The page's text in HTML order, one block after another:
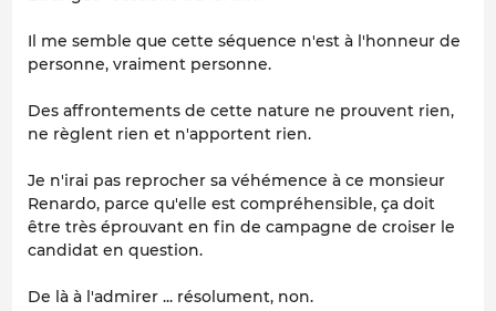
Il me semble que cette séquence n'est à l'honneur de
personne, vraiment personne.
Des affrontements de cette nature ne prouvent rien,
ne règlent rien et n'apportent rien.
Je n'irai pas reprocher sa véhémence à ce monsieur
Renardo, parce qu'elle est compréhensible, ça doit
être très éprouvant en fin de campagne de croiser le
candidat en question.
De là à l'admirer ... résolument, non.